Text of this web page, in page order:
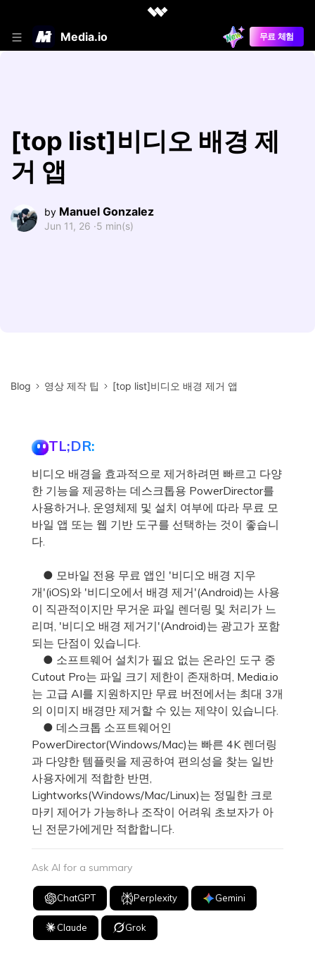
Media.io 무료 체험
[top list]비디오 배경 제
거 앱
by Manuel Gonzalez
Jun 11, 26 ·5 min(s)
Blog 영상 제작 팁 [top list]비디오 배경 제거 앱
TL;DR:
비디오 배경을 효과적으로 제거하려면 빠르고 다양
한 기능을 제공하는 데스크톱용 PowerDirector를
사용하거나, 운영체제 및 설치 여부에 따라 무료 모
바일 앱 또는 웹 기반 도구를 선택하는 것이 좋습니
다.
● 모바일 전용 무료 앱인 '비디오 배경 지우
개'(iOS)와 '비디오에서 배경 제거'(Android)는 사용
이 직관적이지만 무거운 파일 렌더링 및 처리가 느
리며, '비디오 배경 제거기'(Android)는 광고가 포함
되는 단점이 있습니다.
● 소프트웨어 설치가 필요 없는 온라인 도구 중
Cutout Pro는 파일 크기 제한이 존재하며, Media.io
는 고급 AI를 지원하지만 무료 버전에서는 최대 3개
의 이미지 배경만 제거할 수 있는 제약이 있습니다.
● 데스크톱 소프트웨어인
PowerDirector(Windows/Mac)는 빠른 4K 렌더링
과 다양한 템플릿을 제공하여 편의성을 찾는 일반
사용자에게 적합한 반면,
Lightworks(Windows/Mac/Linux)는 정밀한 크로
마키 제어가 가능하나 조작이 어려워 초보자가 아
닌 전문가에게만 적합합니다.
Ask AI for a summary
ChatGPT Perplexity Gemini
Claude Grok